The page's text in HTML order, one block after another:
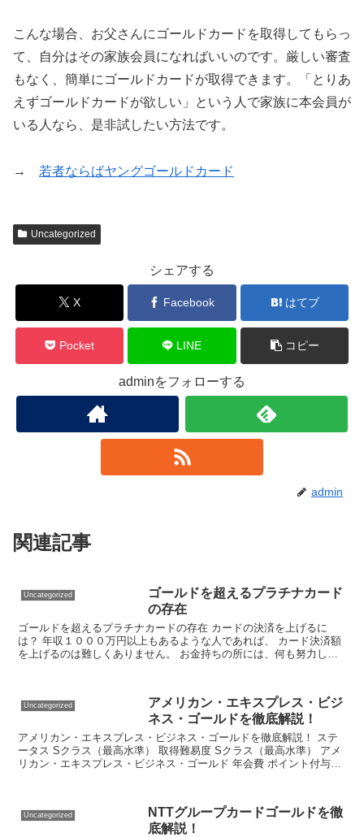
こんな場合、お父さんにゴールドカードを取得してもらっ
て、自分はその家族会員になればいいのです。厳しい審査
もなく、簡単にゴールドカードが取得できます。「とりあ
えずゴールドカードが欲しい」という人で家族に本会員が
いる人なら、是非試したい方法です。
→ 若者ならばヤングゴールドカード
Uncategorized
シェアする
X Facebook はてブ
Pocket LINE コピー
adminをフォローする
admin
関連記事
Uncategorized
ゴールドを超えるプラチナカード
の存在
ゴールドを超えるプラチナカードの存在 カードの決済を上げるに
は？ 年収１０００万円以上もあるような人であれば、 カード決済額
を上げるのは難しくありません。 お金持ちの所には、何も努力しな
Uncategorized
アメリカン・エキスプレス・ビジ
ネス・ゴールドを徹底解説！
アメリカン・エキスプレス・ビジネス・ゴールドを徹底解説！ ステ
ータス Sクラス（最高水準） 取得難易度 Sクラス（最高水準） アメ
リカン・エキスプレス・ビジネス・ゴールド 年会費 ポイント付与率
Uncategorized
NTTグループカードゴールドを徹
底解説！